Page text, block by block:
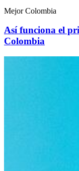
Mejor Colombia
Así funciona el
Colombia